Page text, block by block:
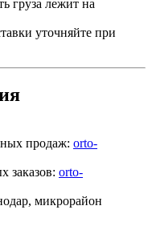
груза лежит на
уточняйте при
продаж: orto-
заказов: orto-
микрорайон